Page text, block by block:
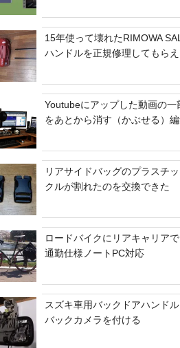
15年使って壊れたRIMOWA
ハンドルを正規修理してもら
Youtubeにアップした動画の一
をあとから消す（かぶせる）
リアサイドバッグのプラスチ
クルが割れたのを交換できた
ロードバイクにリアキャリア
通勤仕様ノートPC対応
スズキ車用バックドアハンド
バックカメラを付ける